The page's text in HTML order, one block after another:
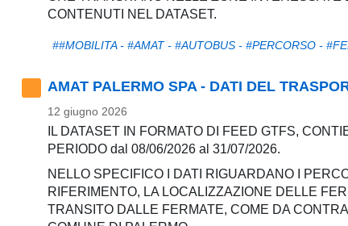
CONTENUTI NEL DATASET.
##MOBILITA - #AMAT - #AUTOBUS - #PERCORSO -
AMAT PALERMO SPA - DATI DEL
12 giugno 2026
IL DATASET IN FORMATO DI FEED GTFS,
PERIODO dal 08/06/2026 al 31/07/2026.
NELLO SPECIFICO I DATI RIGUARDANO I
RIFERIMENTO, LA LOCALIZZAZIONE DELLE
TRANSITO DALLE FERMATE, COME DA